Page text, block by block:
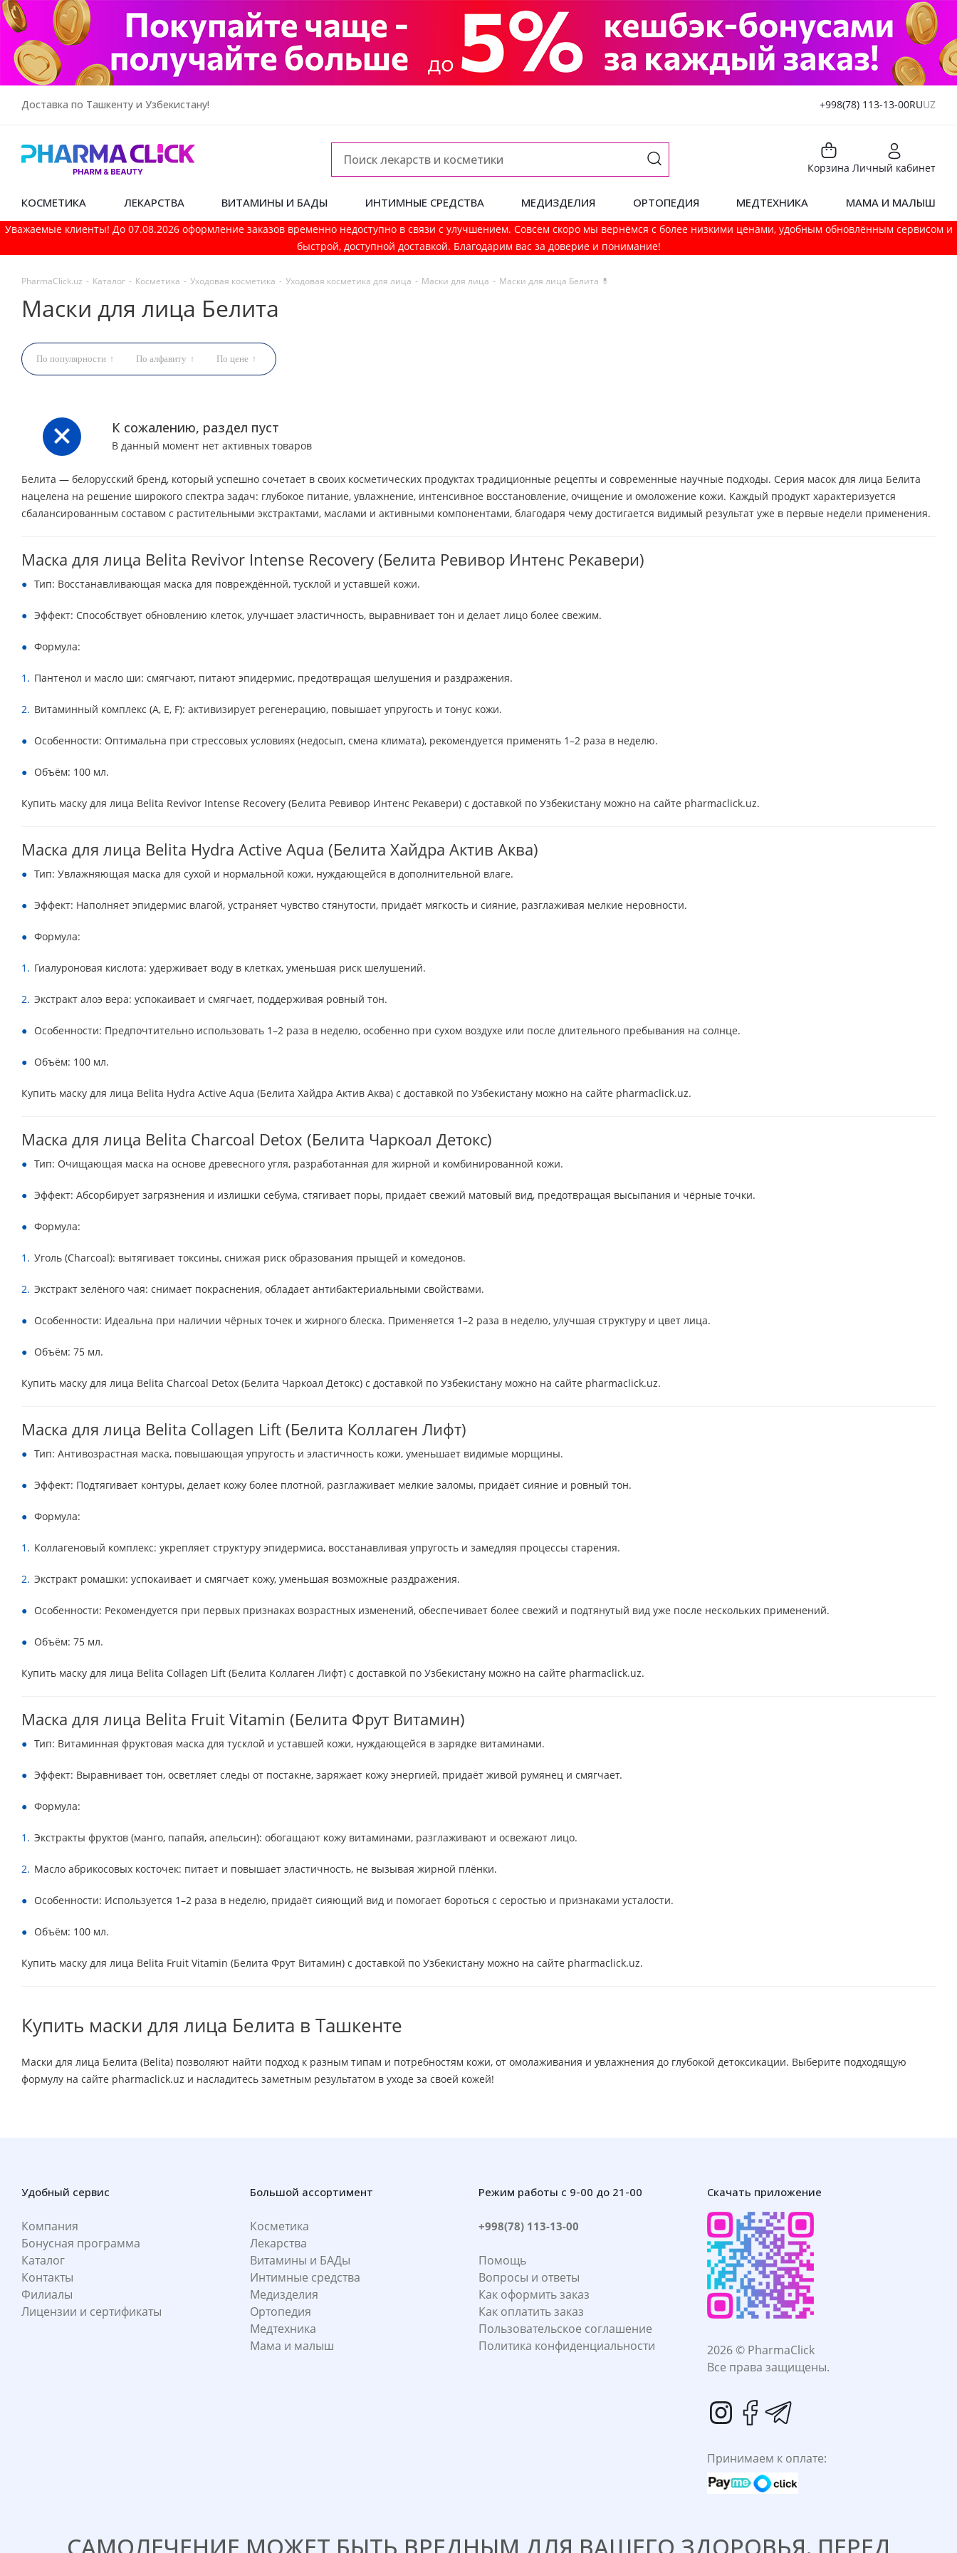
Доставка по Ташкенту и Узбекистану! +998(78) 113-13-00RUUZ
Корзина Личный кабинет
КОСМЕТИКА ЛЕКАРСТВА ВИТАМИНЫ И БАДЫ ИНТИМНЫЕ СРЕДСТВА МЕДИЗДЕЛИЯ ОРТОПЕДИЯ МЕДТЕХНИКА МАМА И МАЛЫШ
Уважаемые клиенты! До 07.08.2026 оформление заказов временно недоступно в связи с улучшением. Совсем скоро мы вернёмся с более низкими ценами, удобным обновлённым сервисом и
быстрой, доступной доставкой. Благодарим вас за доверие и понимание!
PharmaСlick.uz - Каталог - Косметика - Уходовая косметика - Уходовая косметика для лица - Маски для лица - Маски для лица Белита 💊
Маски для лица Белита
По популярности По алфавиту По цене
К сожалению, раздел пуст
В данный момент нет активных товаров
Белита — белорусский бренд, который успешно сочетает в своих косметических продуктах традиционные рецепты и современные научные подходы. Серия масок для лица Белита
нацелена на решение широкого спектра задач: глубокое питание, увлажнение, интенсивное восстановление, очищение и омоложение кожи. Каждый продукт характеризуется
сбалансированным составом с растительными экстрактами, маслами и активными компонентами, благодаря чему достигается видимый результат уже в первые недели применения.
Маска для лица Belita Revivor Intense Recovery (Белита Ревивор Интенс Рекавери)
Тип: Восстанавливающая маска для повреждённой, тусклой и уставшей кожи.
Эффект: Способствует обновлению клеток, улучшает эластичность, выравнивает тон и делает лицо более свежим.
Формула:
Пантенол и масло ши: смягчают, питают эпидермис, предотвращая шелушения и раздражения.
Витаминный комплекс (A, E, F): активизирует регенерацию, повышает упругость и тонус кожи.
Особенности: Оптимальна при стрессовых условиях (недосып, смена климата), рекомендуется применять 1–2 раза в неделю.
Объём: 100 мл.
Купить маску для лица Belita Revivor Intense Recovery (Белита Ревивор Интенс Рекавери) с доставкой по Узбекистану можно на сайте pharmaclick.uz.
Маска для лица Belita Hydra Active Aqua (Белита Хайдра Актив Аква)
Тип: Увлажняющая маска для сухой и нормальной кожи, нуждающейся в дополнительной влаге.
Эффект: Наполняет эпидермис влагой, устраняет чувство стянутости, придаёт мягкость и сияние, разглаживая мелкие неровности.
Формула:
Гиалуроновая кислота: удерживает воду в клетках, уменьшая риск шелушений.
Экстракт алоэ вера: успокаивает и смягчает, поддерживая ровный тон.
Особенности: Предпочтительно использовать 1–2 раза в неделю, особенно при сухом воздухе или после длительного пребывания на солнце.
Объём: 100 мл.
Купить маску для лица Belita Hydra Active Aqua (Белита Хайдра Актив Аква) с доставкой по Узбекистану можно на сайте pharmaclick.uz.
Маска для лица Belita Charcoal Detox (Белита Чаркоал Детокс)
Тип: Очищающая маска на основе древесного угля, разработанная для жирной и комбинированной кожи.
Эффект: Абсорбирует загрязнения и излишки себума, стягивает поры, придаёт свежий матовый вид, предотвращая высыпания и чёрные точки.
Формула:
Уголь (Charcoal): вытягивает токсины, снижая риск образования прыщей и комедонов.
Экстракт зелёного чая: снимает покраснения, обладает антибактериальными свойствами.
Особенности: Идеальна при наличии чёрных точек и жирного блеска. Применяется 1–2 раза в неделю, улучшая структуру и цвет лица.
Объём: 75 мл.
Купить маску для лица Belita Charcoal Detox (Белита Чаркоал Детокс) с доставкой по Узбекистану можно на сайте pharmaclick.uz.
Маска для лица Belita Collagen Lift (Белита Коллаген Лифт)
Тип: Антивозрастная маска, повышающая упругость и эластичность кожи, уменьшает видимые морщины.
Эффект: Подтягивает контуры, делает кожу более плотной, разглаживает мелкие заломы, придаёт сияние и ровный тон.
Формула:
Коллагеновый комплекс: укрепляет структуру эпидермиса, восстанавливая упругость и замедляя процессы старения.
Экстракт ромашки: успокаивает и смягчает кожу, уменьшая возможные раздражения.
Особенности: Рекомендуется при первых признаках возрастных изменений, обеспечивает более свежий и подтянутый вид уже после нескольких применений.
Объём: 75 мл.
Купить маску для лица Belita Collagen Lift (Белита Коллаген Лифт) с доставкой по Узбекистану можно на сайте pharmaclick.uz.
Маска для лица Belita Fruit Vitamin (Белита Фрут Витамин)
Тип: Витаминная фруктовая маска для тусклой и уставшей кожи, нуждающейся в зарядке витаминами.
Эффект: Выравнивает тон, осветляет следы от постакне, заряжает кожу энергией, придаёт живой румянец и смягчает.
Формула:
Экстракты фруктов (манго, папайя, апельсин): обогащают кожу витаминами, разглаживают и освежают лицо.
Масло абрикосовых косточек: питает и повышает эластичность, не вызывая жирной плёнки.
Особенности: Используется 1–2 раза в неделю, придаёт сияющий вид и помогает бороться с серостью и признаками усталости.
Объём: 100 мл.
Купить маску для лица Belita Fruit Vitamin (Белита Фрут Витамин) с доставкой по Узбекистану можно на сайте pharmaclick.uz.
Купить маски для лица Белита в Ташкенте
Маски для лица Белита (Belita) позволяют найти подход к разным типам и потребностям кожи, от омолаживания и увлажнения до глубокой детоксикации. Выберите подходящую
формулу на сайте pharmaclick.uz и насладитесь заметным результатом в уходе за своей кожей!
Удобный сервис
Компания
Бонусная программа
Каталог
Контакты
Филиалы
Лицензии и сертификаты
Большой ассортимент
Косметика
Лекарства
Витамины и БАДы
Интимные средства
Медизделия
Ортопедия
Медтехника
Мама и малыш
Режим работы с 9-00 до 21-00
+998(78) 113-13-00
Помощь
Вопросы и ответы
Как оформить заказ
Как оплатить заказ
Пользовательское соглашение
Политика конфиденциальности
Скачать приложение
2026 © PharmaClick
Все права защищены.
Принимаем к оплате: